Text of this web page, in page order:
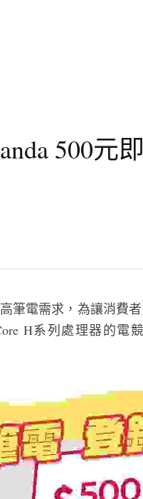
500元
筆電需求，為讓消費
H系列處理器的電